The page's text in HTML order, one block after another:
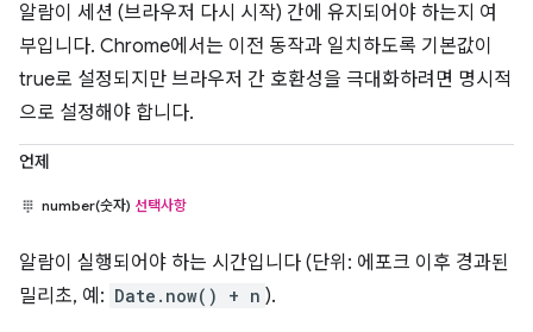
알람이 세션 (브라우저 다시 시작) 간에 유지되어야 하는지 여
부입니다. Chrome에서는 이전 동작과 일치하도록 기본값이
true로 설정되지만 브라우저 간 호환성을 극대화하려면 명시적
으로 설정해야 합니다.
언제
number(숫자) 선택사항
알람이 실행되어야 하는 시간입니다 (단위: 에포크 이후 경과된
밀리초, 예: Date.now() + n ).